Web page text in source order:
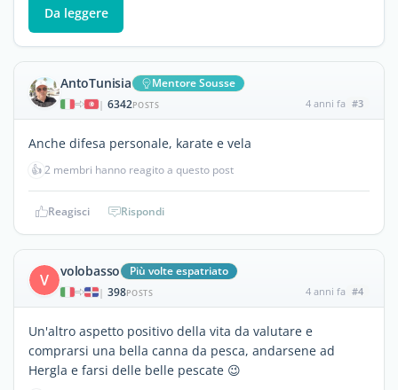
Da leggere
AntoTunisia Mentore Sousse
| 6342POSTS 4 anni fa #3
Anche difesa personale, karate e vela
👍2 membri hanno reagito a questo post
Reagisci Rispondi
V volobasso Più volte espatriato
| 398POSTS 4 anni fa #4
Un'altro aspetto positivo della vita da valutare e
comprarsi una bella canna da pesca, andarsene ad
Hergla e farsi delle belle pescate 😉